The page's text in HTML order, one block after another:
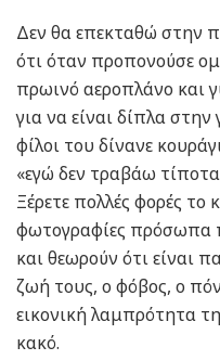
Δεν θα επεκταθώ στην
ότι όταν προπονούσε
πρωινό αεροπλάνο και
για να είναι δίπλα
φίλοι του δίνανε
«εγώ δεν τραβάω
Ξέρετε πολλές φορές το
φωτογραφίες πρόσωπα
και θεωρούν ότι είναι
ζωή τους, ο φόβος, ο
εικονική λαμπρότητα
κακό.